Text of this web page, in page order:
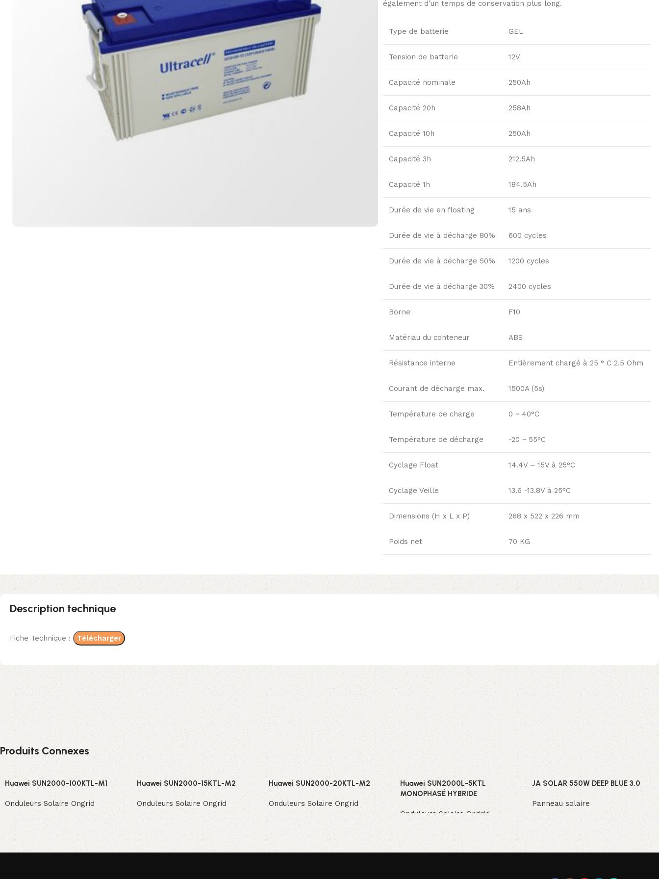
également d’un temps de conservation plus long.
Type de batterie GEL
Tension de batterie 12V
Capacité nominale 250Ah
Capacité 20h 258Ah
Capacité 10h 250Ah
Capacité 3h 212.5Ah
Capacité 1h 184.5Ah
Durée de vie en floating 15 ans
Durée de vie à décharge 80% 600 cycles
Durée de vie à décharge 50% 1200 cycles
Durée de vie à décharge 30% 2400 cycles
Borne F10
Matériau du conteneur ABS
Résistance interne Entièrement chargé à 25 ° C 2.5 Ohm
Courant de décharge max. 1500A (5s)
Température de charge 0 ~ 40°C
Température de décharge -20 ~ 55°C
Cyclage Float 14.4V – 15V à 25°C
Cyclage Veille 13.6 -13.8V à 25°C
Dimensions (H x L x P) 268 x 522 x 226 mm
Poids net 70 KG
Description technique
Fiche Technique : Télécharger
Produits Connexes
Huawei SUN2000-100KTL-M1
Onduleurs Solaire Ongrid
Huawei SUN2000-15KTL-M2
Onduleurs Solaire Ongrid
Huawei SUN2000-20KTL-M2
Onduleurs Solaire Ongrid
Huawei SUN2000L-5KTL
MONOPHASÉ HYBRIDE
Onduleurs Solaire Ongrid
JA SOLAR 550W DEEP BLUE 3.0
Panneau solaire
Read More